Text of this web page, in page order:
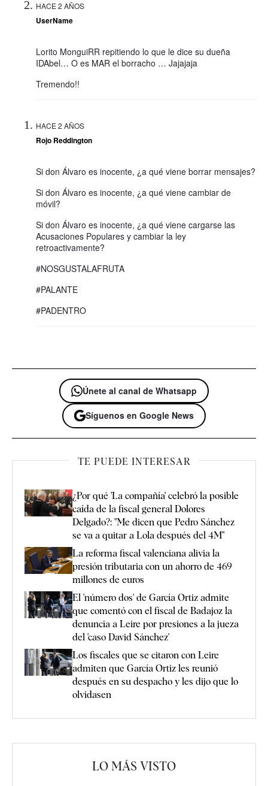
HACE 2 AÑOS
UserName
Lorito MonguiRR repitiendo lo que le dice su dueña
IDAbel… O es MAR el borracho … Jajajaja
Tremendo!!
HACE 2 AÑOS
Rojo Reddington
Si don Álvaro es inocente, ¿a qué viene borrar mensajes?
Si don Álvaro es inocente, ¿a qué viene cambiar de
móvil?
Si don Álvaro es inocente, ¿a qué viene cargarse las
Acusaciones Populares y cambiar la ley
retroactivamente?
#NOSGUSTALAFRUTA
#PALANTE
#PADENTRO
Únete al canal de Whatsapp
Síguenos en Google News
TE PUEDE INTERESAR
¿Por qué 'La compañía' celebró la posible
caída de la fiscal general Dolores
Delgado?: "Me dicen que Pedro Sánchez
se va a quitar a Lola después del 4M"
La reforma fiscal valenciana alivia la
presión tributaria con un ahorro de 469
millones de euros
El 'número dos' de García Ortiz admite
que comentó con el fiscal de Badajoz la
denuncia a Leire por presiones a la jueza
del 'caso David Sánchez'
Los fiscales que se citaron con Leire
admiten que García Ortiz les reunió
después en su despacho y les dijo que lo
olvidasen
LO MÁS VISTO